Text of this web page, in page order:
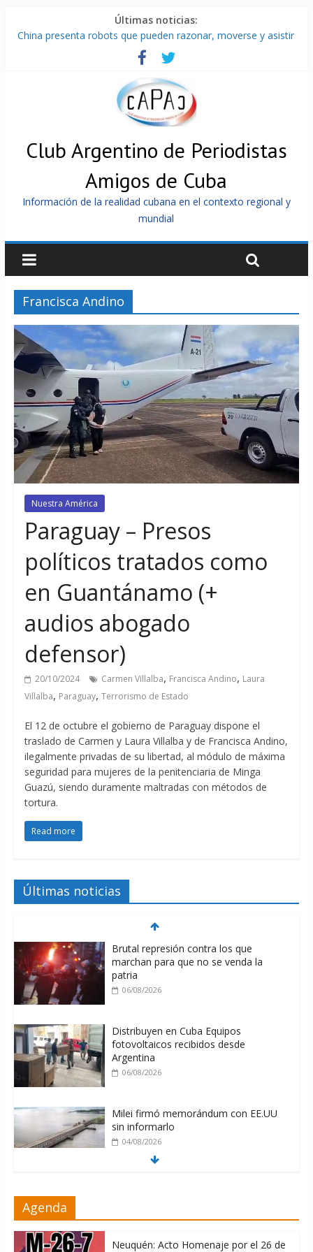
Últimas noticias:
China presenta robots que pueden razonar, moverse y asistir
Nuevas sanciones de EEUU contra Cuba apuntan a la
cooperación militar con Rusia y China
Brutal represión contra los que marchan para que no se
Distribuyen en Cuba Equipos fotovoltaicos recibidos desde
Argentina
Milei firmó memorándum con EE.UU sin informarlo
Club Argentino de Periodistas
Amigos de Cuba
Información de la realidad cubana en el contexto regional y
mundial
Francisca Andino
Nuestra América
Paraguay – Presos
políticos tratados como
en Guantánamo (+
audios abogado
defensor)
20/10/2024 Carmen Villalba, Francisca Andino, Laura
Villalba, Paraguay, Terrorismo de Estado
El 12 de octubre el gobierno de Paraguay dispone el
traslado de Carmen y Laura Villalba y de Francisca Andino,
ilegalmente privadas de su libertad, al módulo de máxima
seguridad para mujeres de la penitenciaria de Minga
Guazú, siendo duramente maltradas con métodos de
tortura.
Read more
Últimas noticias
Brutal represión contra los que
marchan para que no se venda la
patria
06/08/2026
Distribuyen en Cuba Equipos
fotovoltaicos recibidos desde
Argentina
06/08/2026
Milei firmó memorándum con EE.UU
sin informarlo
04/08/2026
con Rusia y China
Agenda
Neuquén: Acto Homenaje por el 26 de